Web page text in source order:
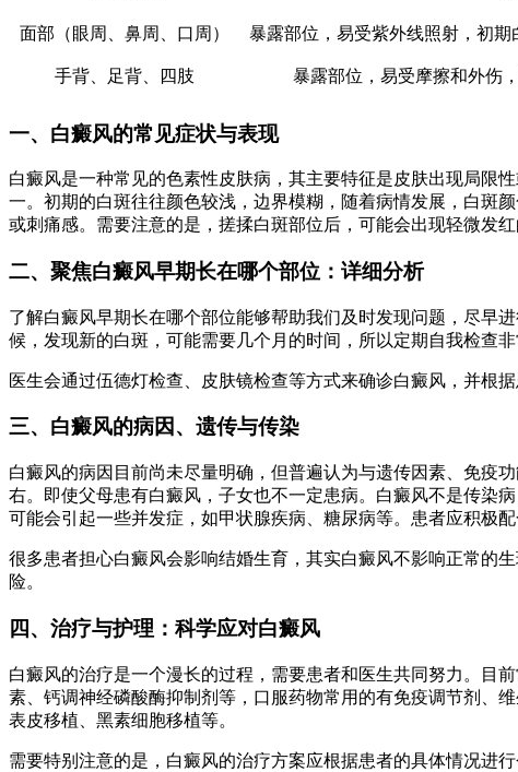
面部（眼周、鼻周、口周） 暴露部位，易受紫外线照射，初期
手背、足背、四肢 暴露部位，易受摩擦和外伤
一、白癜风的常见症状与表现
白癜风是一种常见的色素性皮肤病，其主要特征是皮肤出现局限
一。初期的白斑往往颜色较浅，边界模糊，随着病情发展，白斑
或刺痛感。需要注意的是，搓揉白斑部位后，可能会出现轻微发
二、聚焦白癜风早期长在哪个部位：详细分析
了解白癜风早期长在哪个部位能够帮助我们及时发现问题，尽早
候，发现新的白斑，可能需要几个月的时间，所以定期自我检查
医生会通过伍德灯检查、皮肤镜检查等方式来确诊白癜风，并根
三、白癜风的病因、遗传与传染
白癜风的病因目前尚未尽量明确，但普遍认为与遗传因素、免疫
右。即使父母患有白癜风，子女也不一定患病。白癜风不是传染
可能会引起一些并发症，如甲状腺疾病、糖尿病等。患者应积极
很多患者担心白癜风会影响结婚生育，其实白癜风不影响正常的
险。
四、治疗与护理：科学应对白癜风
白癜风的治疗是一个漫长的过程，需要患者和医生共同努力。目
素、钙调神经磷酸酶抑制剂等，口服药物常用的有免疫调节剂、
表皮移植、黑素细胞移植等。
需要特别注意的是，白癜风的治疗方案应根据患者的具体情况进